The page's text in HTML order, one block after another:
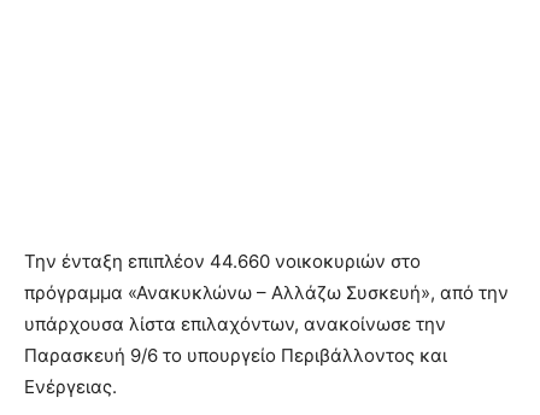
Την ένταξη επιπλέον 44.660 νοικοκυριών στο
πρόγραμμα «Ανακυκλώνω – Αλλάζω Συσκευή», από την
υπάρχουσα λίστα επιλαχόντων, ανακοίνωσε την
Παρασκευή 9/6 το υπουργείο Περιβάλλοντος και
Ενέργειας.